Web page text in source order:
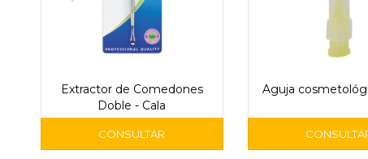
Extractor de Comedones
Doble - Cala
Aguja